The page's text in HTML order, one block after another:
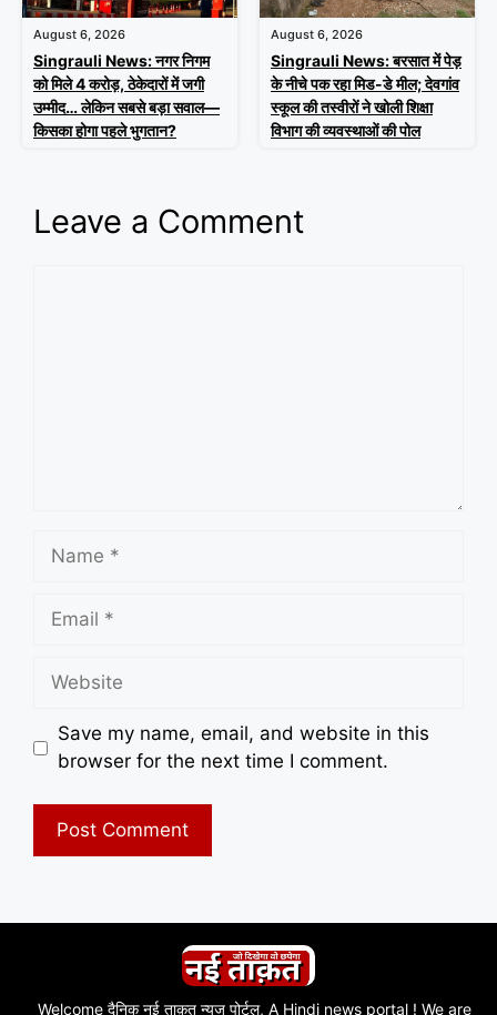
August 6, 2026
Singrauli News: नगर निगम
को मिले 4 करोड़, ठेकेदारों में जगी
उम्मीद… लेकिन सबसे बड़ा सवाल—
किसका होगा पहले भुगतान?
August 6, 2026
Singrauli News: बरसात में पेड़
के नीचे पक रहा मिड-डे मील; देवगांव
स्कूल की तस्वीरों ने खोली शिक्षा
विभाग की व्यवस्थाओं की पोल
Leave a Comment
Name
Email
Website
Save my name, email, and website in this
browser for the next time I comment.
Welcome दैनिक नई ताक़त न्यूज पोर्टल, A Hindi news portal ! We are